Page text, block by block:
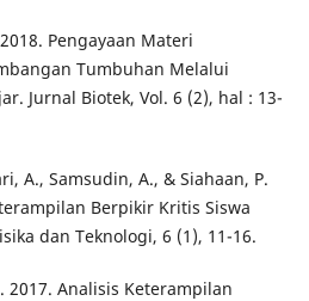
Pengayaan Materi
Tumbuhan Melalui
Jurnal Biotek, Vol. 6 (2), hal : 13-
A., Samsudin, A., & Siahaan, P.
Berpikir Kritis Siswa
dan Teknologi, 6 (1), 11-16.
2017. Analisis Keterampilan